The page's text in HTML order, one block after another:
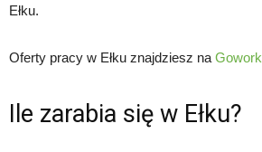
Ełku.
Oferty pracy w Ełku znajdziesz na Gowork
Ile zarabia się w Ełku?